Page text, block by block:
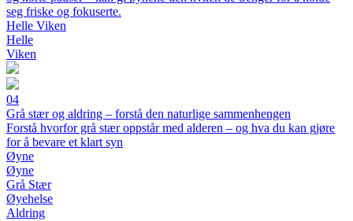
seg friske og fokuserte.
Helle Viken
Helle
Viken
04
Grå stær og aldring – forstå den naturlige sammenhengen
Forstå hvorfor grå stær oppstår med alderen – og hva du kan gjøre
for å bevare et klart syn
Øyne
Øyne
Grå Stær
Øyehelse
Aldring